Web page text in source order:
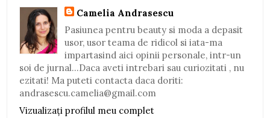
Camelia Andrasescu
Pasiunea pentru beauty si moda a depasit
usor, usor teama de ridicol si iata-ma
impartasind aici opinii personale, intr-un
soi de jurnal...Daca aveti intrebari sau curiozitati , nu
ezitati! Ma puteti contacta daca doriti:
andrasescu.camelia@gmail.com
Vizualizați profilul meu complet